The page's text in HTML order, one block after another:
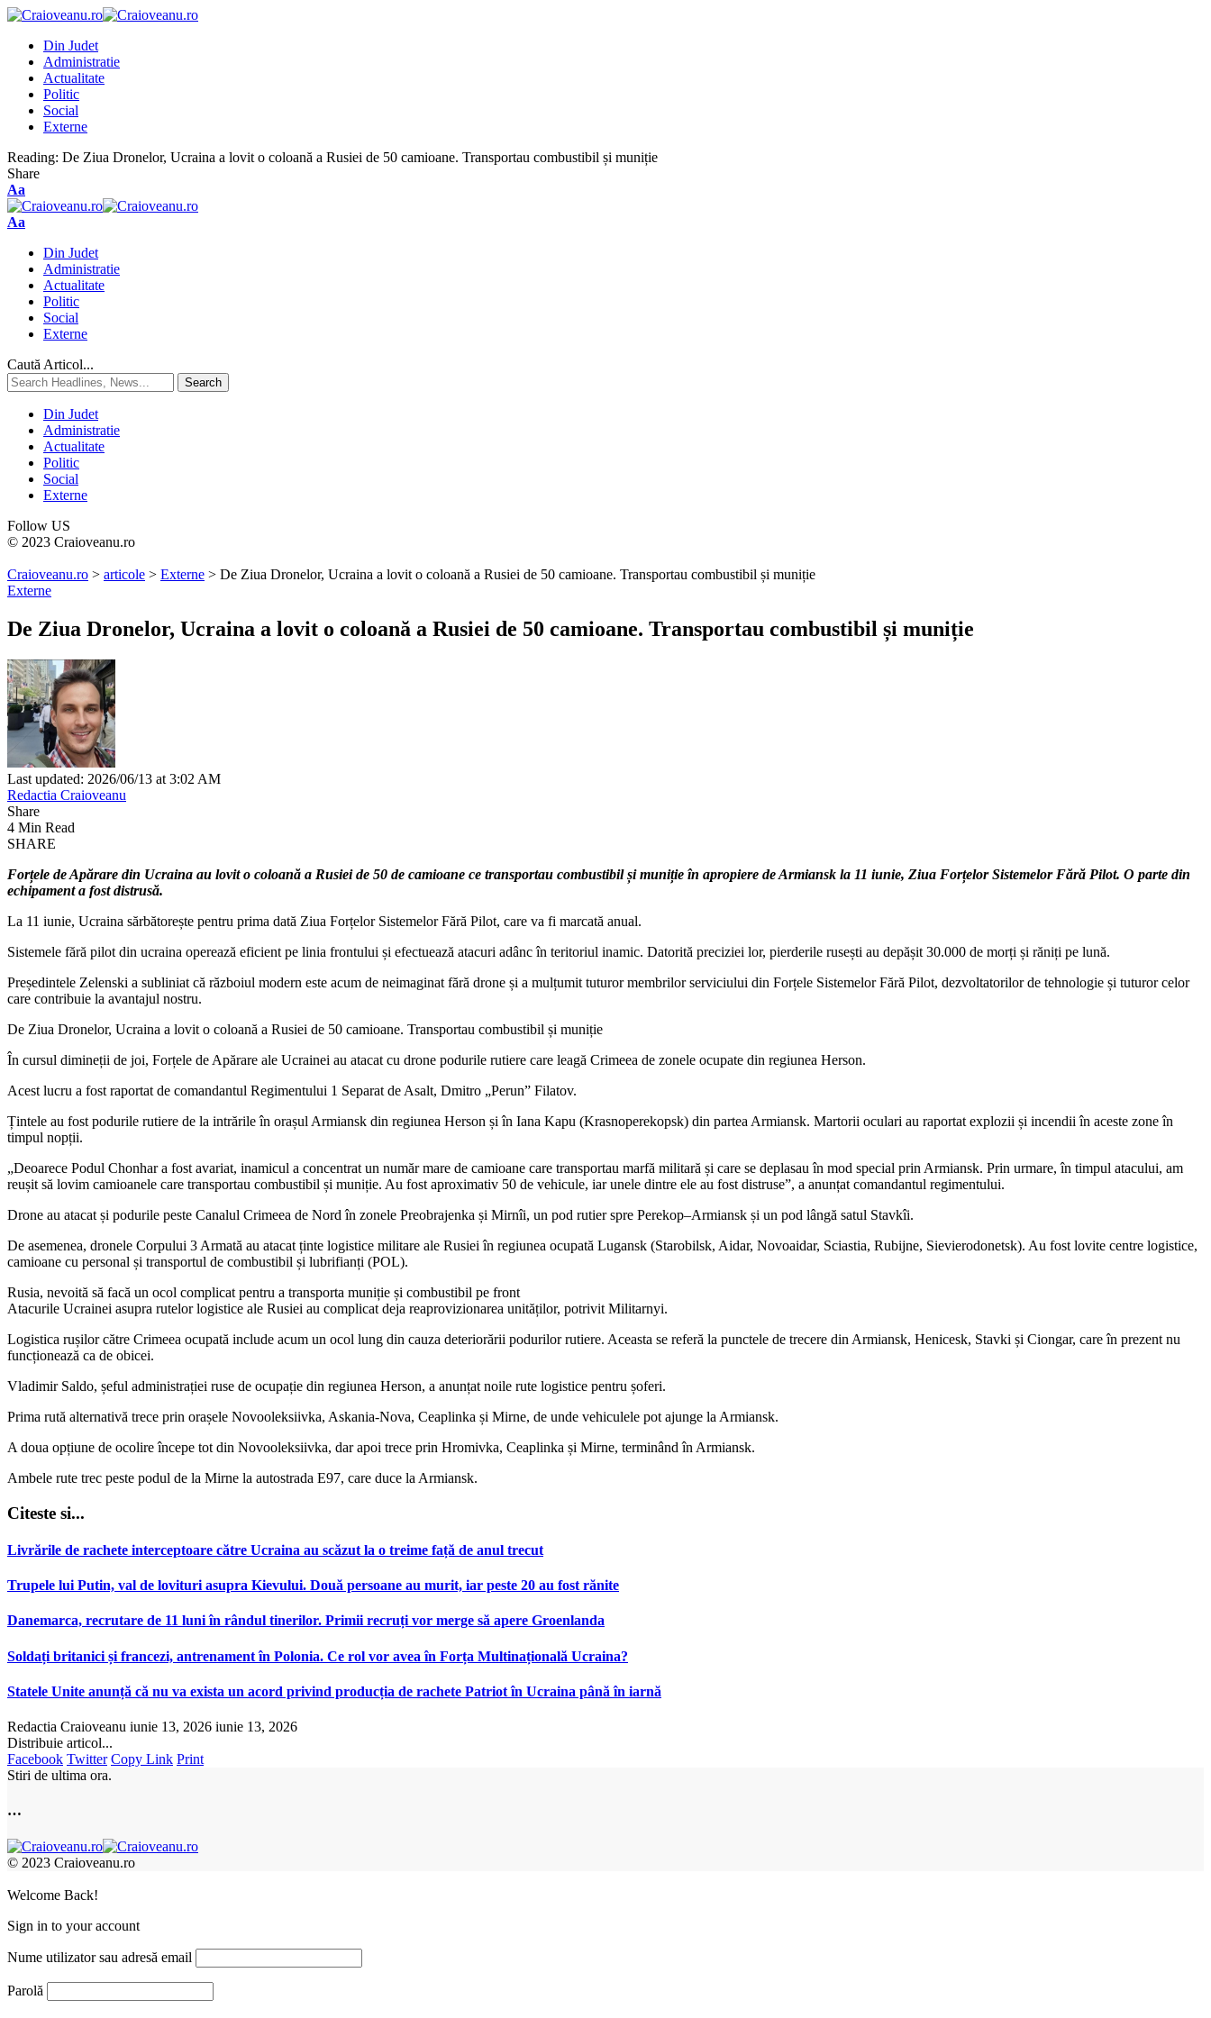
Din Judet
Administratie
Actualitate
Politic
Social
Externe
Reading: De Ziua Dronelor, Ucraina a lovit o coloană a Rusiei de 50 camioane. Transportau combustibil și muniție
Share
Aa
Aa
Din Judet
Administratie
Actualitate
Politic
Social
Externe
Caută Articol...
Din Judet
Administratie
Actualitate
Politic
Social
Externe
Follow US
© 2023 Craioveanu.ro
Craioveanu.ro > articole > Externe > De Ziua Dronelor, Ucraina a lovit o coloană a Rusiei de 50 camioane. Transportau combustibil și muniție
Externe
De Ziua Dronelor, Ucraina a lovit o coloană a Rusiei de 50 camioane. Transportau combustibil și muniție
Last updated: 2026/06/13 at 3:02 AM
Redactia Craioveanu
Share
4 Min Read
SHARE
Forțele de Apărare din Ucraina au lovit o coloană a Rusiei de 50 de camioane ce transportau combustibil și muniție în apropiere de Armiansk la 11 iunie, Ziua Forțelor Sistemelor Fără Pilot. O parte din
echipament a fost distrusă.
La 11 iunie, Ucraina sărbătorește pentru prima dată Ziua Forțelor Sistemelor Fără Pilot, care va fi marcată anual.
Sistemele fără pilot din ucraina operează eficient pe linia frontului și efectuează atacuri adânc în teritoriul inamic. Datorită preciziei lor, pierderile rusești au depășit 30.000 de morți și răniți pe lună.
Președintele Zelenski a subliniat că războiul modern este acum de neimaginat fără drone și a mulțumit tuturor membrilor serviciului din Forțele Sistemelor Fără Pilot, dezvoltatorilor de tehnologie și tuturor celor
care contribuie la avantajul nostru.
De Ziua Dronelor, Ucraina a lovit o coloană a Rusiei de 50 camioane. Transportau combustibil și muniție
În cursul dimineții de joi, Forțele de Apărare ale Ucrainei au atacat cu drone podurile rutiere care leagă Crimeea de zonele ocupate din regiunea Herson.
Acest lucru a fost raportat de comandantul Regimentului 1 Separat de Asalt, Dmitro „Perun” Filatov.
Țintele au fost podurile rutiere de la intrările în orașul Armiansk din regiunea Herson și în Iana Kapu (Krasnoperekopsk) din partea Armiansk. Martorii oculari au raportat explozii și incendii în aceste zone în
timpul nopții.
„Deoarece Podul Chonhar a fost avariat, inamicul a concentrat un număr mare de camioane care transportau marfă militară și care se deplasau în mod special prin Armiansk. Prin urmare, în timpul atacului, am
reușit să lovim camioanele care transportau combustibil și muniție. Au fost aproximativ 50 de vehicule, iar unele dintre ele au fost distruse”, a anunțat comandantul regimentului.
Drone au atacat și podurile peste Canalul Crimeea de Nord în zonele Preobrajenka și Mirnîi, un pod rutier spre Perekop–Armiansk și un pod lângă satul Stavkîi.
De asemenea, dronele Corpului 3 Armată au atacat ținte logistice militare ale Rusiei în regiunea ocupată Lugansk (Starobilsk, Aidar, Novoaidar, Sciastia, Rubijne, Sievierodonetsk). Au fost lovite centre logistice,
camioane cu personal și transportul de combustibil și lubrifianți (POL).
Rusia, nevoită să facă un ocol complicat pentru a transporta muniție și combustibil pe front
Atacurile Ucrainei asupra rutelor logistice ale Rusiei au complicat deja reaprovizionarea unităților, potrivit Militarnyi.
Logistica rușilor către Crimeea ocupată include acum un ocol lung din cauza deteriorării podurilor rutiere. Aceasta se referă la punctele de trecere din Armiansk, Henicesk, Stavki și Ciongar, care în prezent nu
funcționează ca de obicei.
Vladimir Saldo, șeful administrației ruse de ocupație din regiunea Herson, a anunțat noile rute logistice pentru șoferi.
Prima rută alternativă trece prin orașele Novooleksiivka, Askania-Nova, Ceaplinka și Mirne, de unde vehiculele pot ajunge la Armiansk.
A doua opțiune de ocolire începe tot din Novooleksiivka, dar apoi trece prin Hromivka, Ceaplinka și Mirne, terminând în Armiansk.
Ambele rute trec peste podul de la Mirne la autostrada E97, care duce la Armiansk.
Citeste si...
Livrările de rachete interceptoare către Ucraina au scăzut la o treime față de anul trecut
Trupele lui Putin, val de lovituri asupra Kievului. Două persoane au murit, iar peste 20 au fost rănite
Danemarca, recrutare de 11 luni în rândul tinerilor. Primii recruți vor merge să apere Groenlanda
Soldați britanici și francezi, antrenament în Polonia. Ce rol vor avea în Forța Multinațională Ucraina?
Statele Unite anunță că nu va exista un acord privind producția de rachete Patriot în Ucraina până în iarnă
Redactia Craioveanu iunie 13, 2026 iunie 13, 2026
Distribuie articol...
Facebook Twitter Copy Link Print
Stiri de ultima ora.
…
© 2023 Craioveanu.ro
Welcome Back!
Sign in to your account
Nume utilizator sau adresă email
Parolă